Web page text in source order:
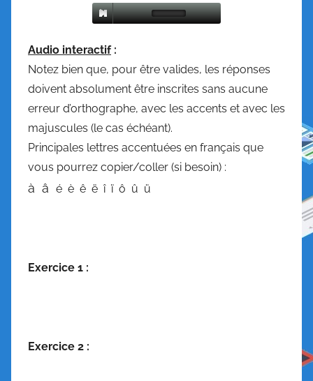
Audio interactif:
Notez bien que, pour être valides, les réponses
doivent absolument être inscrites sans aucune
erreur d’orthographe, avec les accents et avec les
majuscules (le cas échéant).
Principales lettres accentuées en français que
vous pourrez copier/coller (si besoin) :
à â é è ê ë î ï ô û ü
Exercice 1 :
Exercice 2 :